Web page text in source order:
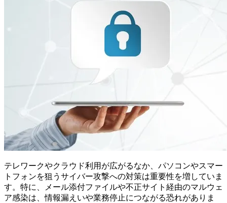
テレワークやクラウド利用が広がるなか、パソコンやスマー
トフォンを狙うサイバー攻撃への対策は重要性を増していま
す。特に、メール添付ファイルや不正サイト経由のマルウェ
ア感染は、情報漏えいや業務停止につながる恐れがありま